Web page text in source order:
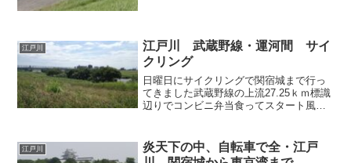
いう間...
江戸川
江戸川 武蔵野線・運河間 サイ
クリング
日曜日にサイクリングで関宿城まで行っ
てきました武蔵野線の上流27.25ｋｍ標識
辺りでコンビニ弁当食ってスタート風が
江戸川
炎天下の中、自転車で全・江戸